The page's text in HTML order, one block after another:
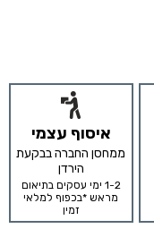
איסוף עצמי
ממחסן החברה בבקעת
הירדן
1-2 ימי עסקים בתיאום
מראש *בכפוף למלאי
זמין